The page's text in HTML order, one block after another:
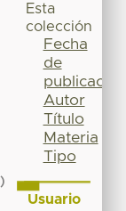
Esta
colección
Fecha
de
publicación
Autor
Título
Materia
Tipo
Usuario